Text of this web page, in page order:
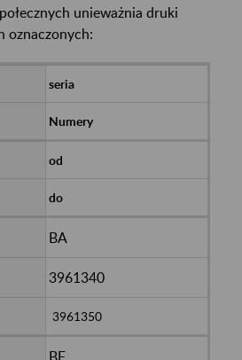
unieważnia druki
oznaczonych:
seria
Numery
od
do
BA
3961340
3961350
BF